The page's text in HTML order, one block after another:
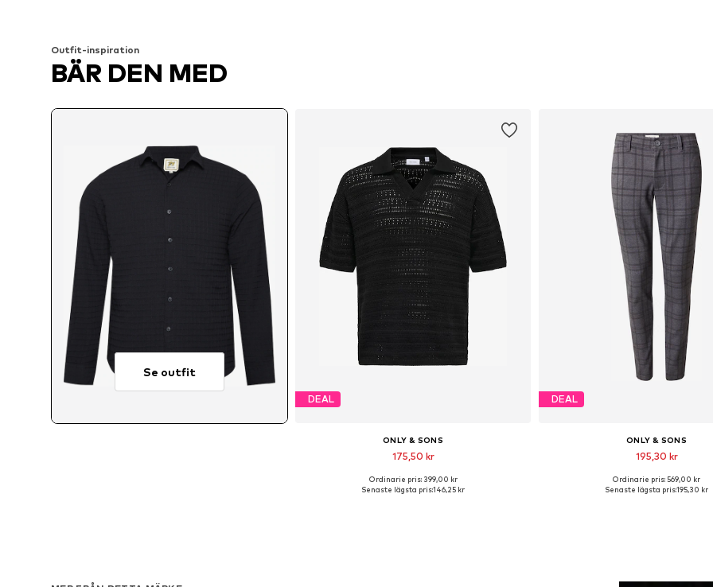
Outfit-inspiration
BÄR DEN MED
Se outfit
DEAL
ONLY & SONS
175,50 kr
Tillgängliga storlekar: XS, S, M, L, XL
Ordinarie pris: 399,00 kr
Senaste lägsta pris:146,25 kr
DEAL
ONLY & SONS
195,30 kr
Tillgänglig i många
Ordinarie pris: 569,00 kr
Senaste lägsta pris:195,30 kr